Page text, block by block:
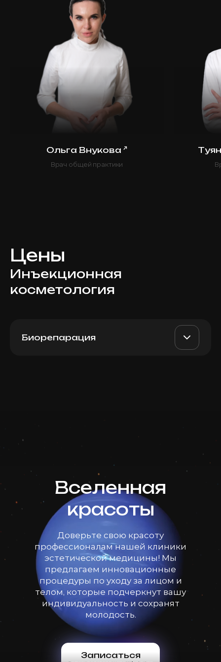
Ольга Внукова ↗
Врач общей практики
Цены
Инъекционная
косметология
Биорепарация
Plinest Fast (Italy), 2 мл
Запись ведется в чате WhatsApp AED 2000
Вселенная
красоты
Доверьте свою красоту
профессионалам нашей клиники
эстетической медицины! Мы
предлагаем инновационные
процедуры по уходу за лицом и
телом, которые подчеркнут вашу
индивидуальность и сохранят
молодость.
Записаться